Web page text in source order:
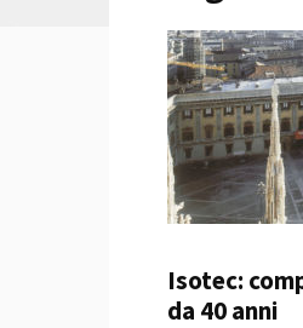
Isotec:
da 40 anni